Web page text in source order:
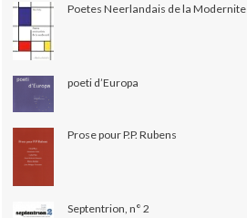
Poetes Neerlandais de la Modernite
poeti d’Europa
Prose pour P.P. Rubens
Septentrion, n° 2